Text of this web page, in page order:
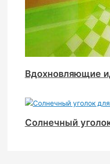
Вдохновляющие
Солнечный